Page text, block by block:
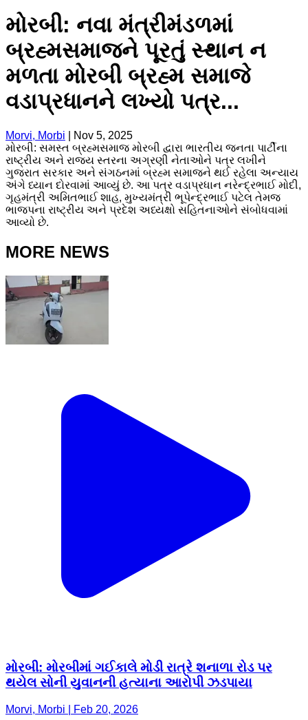
મોરબી: નવા મંત્રીમંડળમાં
બ્રહ્મસમાજને પૂરતું સ્થાન ન
મળતા મોરબી બ્રહ્મ સમાજે
વડાપ્રધાનને લખ્યો પત્ર...
Morvi, Morbi
Nov 5, 2025
મોરબી: સમસ્ત બ્રહ્મસમાજ મોરબી દ્વારા ભારતીય જનતા પાર્ટીના
રાષ્ટ્રીય અને રાજ્ય સ્તરના અગ્રણી નેતાઓને પત્ર લખીને
ગુજરાત સરકાર અને સંગઠનમાં બ્રહ્મ સમાજને થઈ રહેલા અન્યાય
અંગે ધ્યાન દોરવામાં આવ્યું છે. આ પત્ર વડાપ્રધાન નરેન્દ્રભાઈ મોદી,
ગૃહમંત્રી અમિતભાઈ શાહ, મુખ્યમંત્રી ભૂપેન્દ્રભાઈ પટેલ તેમજ
ભાજપના રાષ્ટ્રીય અને પ્રદેશ અધ્યક્ષો સહિતનાઓને સંબોધવામાં
આવ્યો છે.
MORE NEWS
મોરબી: મોરબીમાં ગઈકાલે મોડી રાત્રે શનાળા રોડ પર
થયેલ સોની યુવાનની હત્યાના આરોપી ઝડપાયા
Morvi, Morbi | Feb 20, 2026